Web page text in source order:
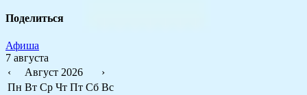
Поделиться
Афиша
7 августа
‹
Август 2026
›
Пн Вт Ср Чт Пт Сб Вс